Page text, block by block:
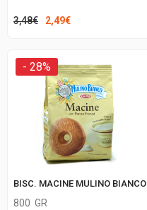
3,48€
Il
era:
3,48€.
2,49€Il
è:
2,49€.
- 28%
BISC. MACINE MULINO BIANCO
800 GR